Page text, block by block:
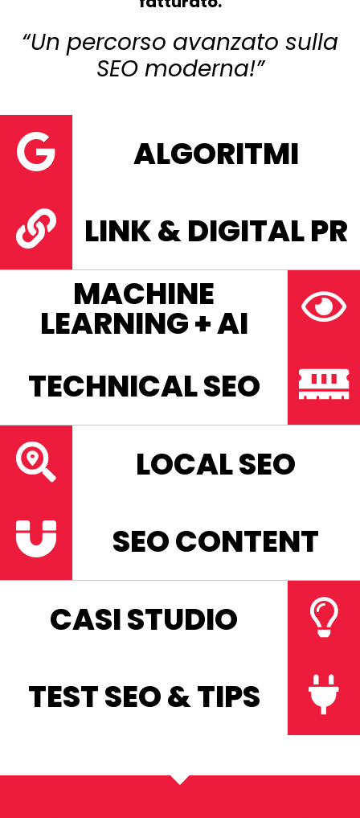
“Un percorso avanzato sulla
SEO moderna!”
ALGORITMI
LINK & DIGITAL PR
MACHINE
LEARNING + AI
TECHNICAL SEO
LOCAL SEO
SEO CONTENT
CASI STUDIO
TEST SEO & TIPS